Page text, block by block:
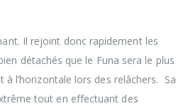
Il rejoint donc rapidement les
détachés que le Funa sera le plus
l’horizontale lors des relâchers. Sa
tout en effectuant des